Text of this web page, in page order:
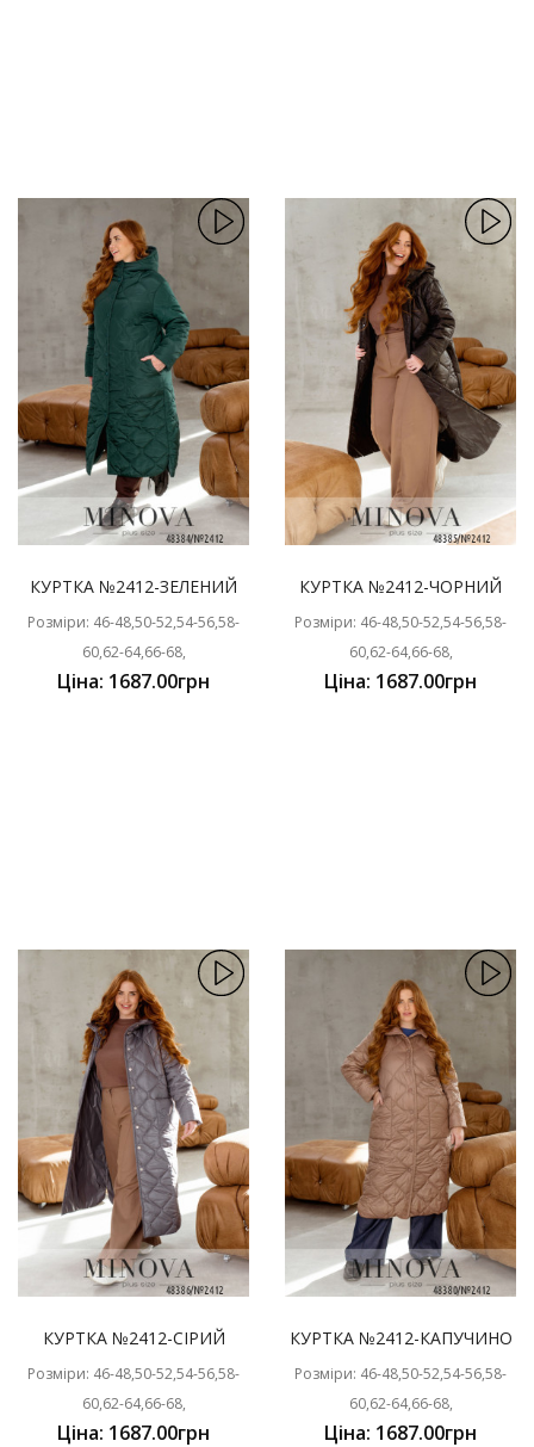
КУРТКА №2412-ЗЕЛЕНИЙ
Розміри: 46-48,50-52,54-56,58-
60,62-64,66-68,
Ціна: 1687.00грн
КУРТКА №2412-ЧОРНИЙ
Розміри: 46-48,50-52,54-56,58-
60,62-64,66-68,
Ціна: 1687.00грн
КУРТКА №2412-СІРИЙ
Розміри: 46-48,50-52,54-56,58-
60,62-64,66-68,
Ціна: 1687.00грн
КУРТКА №2412-КАПУЧИНО
Розміри: 46-48,50-52,54-56,58-
60,62-64,66-68,
Ціна: 1687.00грн